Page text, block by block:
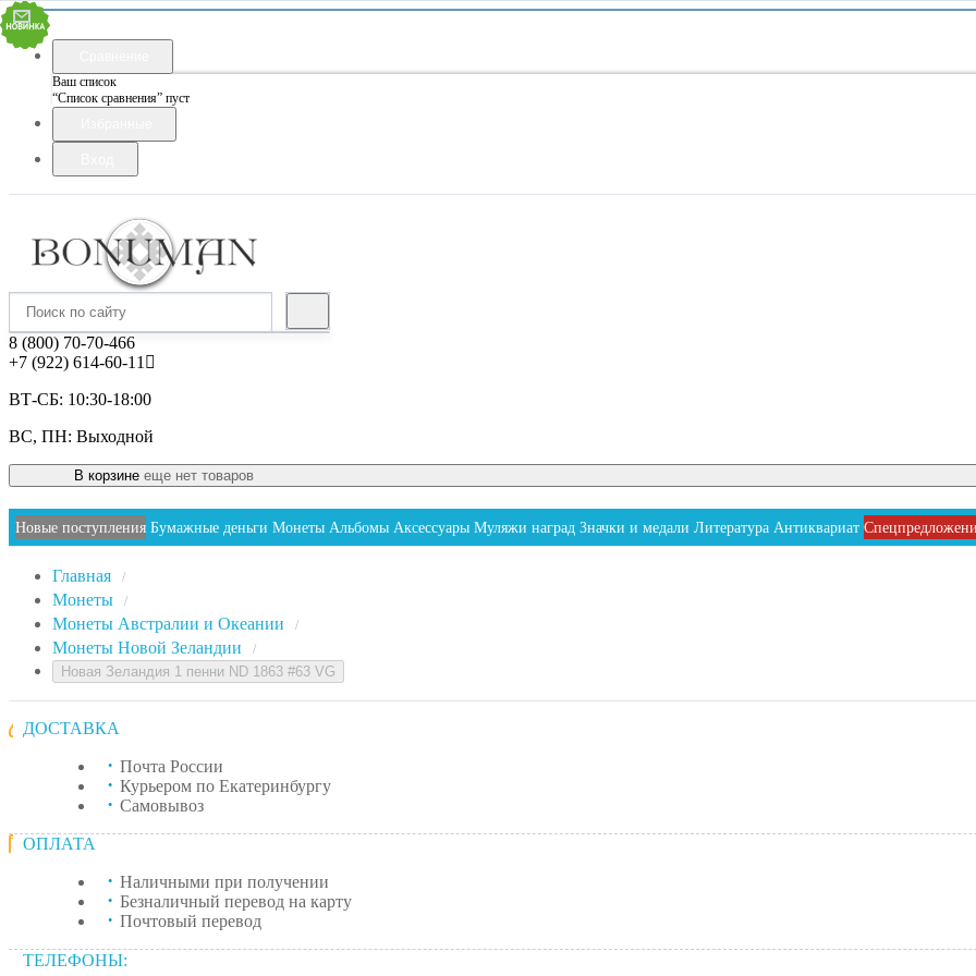
Ваш список
“Список сравнения” пуст
8 (800) 70-70-466
+7 (922) 614-60-11
ВТ-СБ: 10:30-18:00
ВС, ПН: Выходной
В корзине еще нет товаров
Новые поступления Бумажные деньги Монеты Альбомы Аксессуары Муляжи наград Значки и медали Литература Антиквариат
Главная /
Монеты /
Монеты Австралии и Океании /
Монеты Новой Зеландии /
Новая Зеландия 1 пенни ND 1863 #63 VG
ДОСТАВКА
Почта России
Курьером по Екатеринбургу
Самовывоз
ОПЛАТА
Наличными при получении
Безналичный перевод на карту
Почтовый перевод
ТЕЛЕФОНЫ: